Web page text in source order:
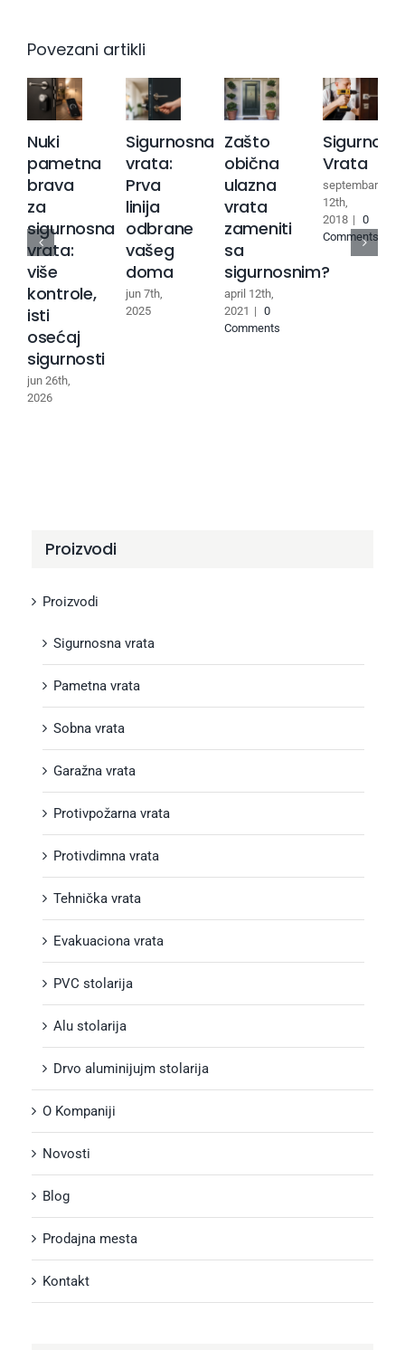
Povezani artikli
Nuki
pametna
brava
za
sigurnosna
vrata:
više
kontrole,
isti
osećaj
sigurnosti
jun 26th,
2026
Sigurnosna
vrata:
Prva
linija
odbrane
vašeg
doma
jun 7th,
2025
Zašto
obična
ulazna
vrata
zameniti
sa
sigurnosnim?
april 12th,
2021 | 0
Comments
Vrata
septembar
12th,
2018 | 0
Comments
Proizvodi
Proizvodi
Sigurnosna vrata
Pametna vrata
Sobna vrata
Garažna vrata
Protivpožarna vrata
Protivdimna vrata
Tehnička vrata
Evakuaciona vrata
PVC stolarija
Alu stolarija
Drvo aluminijujm stolarija
O Kompaniji
Novosti
Blog
Prodajna mesta
Kontakt